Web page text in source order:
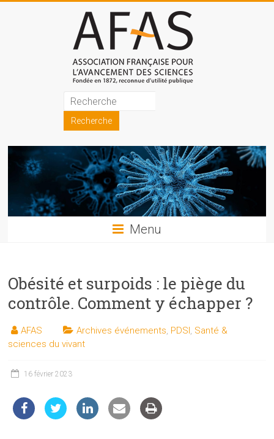
Association
française
pour
l'avancement
des
sciences
les
sciences
et
les
techniques
du
Menu
Obésité et surpoids : le piège du
contrôle. Comment y échapper ?
AFAS Archives événements PDSI Santé &
sciences du vivant
16 février 2023